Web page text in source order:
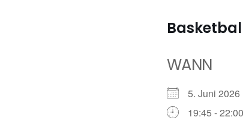
WANN
5. Juni 2026
19:45 - 22:00